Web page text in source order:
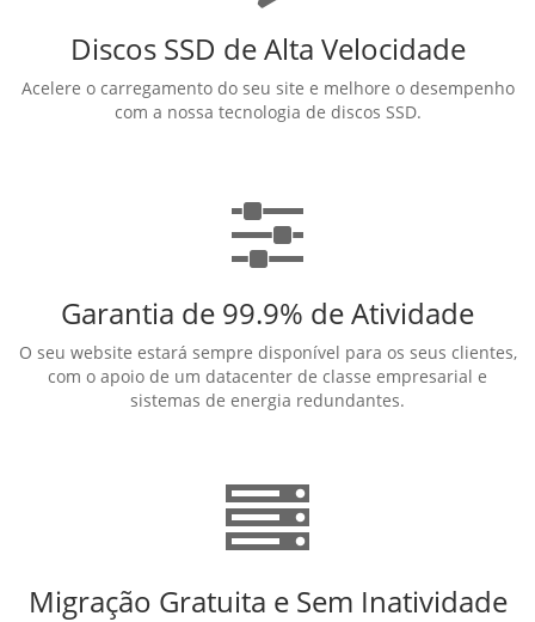
Discos SSD de Alta Velocidade
Acelere o carregamento do seu site e melhore o desempenho
com a nossa tecnologia de discos SSD.
Garantia de 99.9% de Atividade
O seu website estará sempre disponível para os seus clientes,
com o apoio de um datacenter de classe empresarial e
sistemas de energia redundantes.
Migração Gratuita e Sem Inatividade